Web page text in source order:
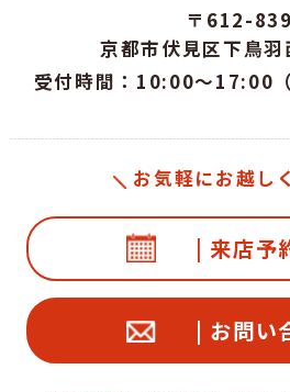
〒612-
京都市伏見区下鳥
受付時間：10:00～17:00（
お気軽にお越し
| 来店予
| お問い